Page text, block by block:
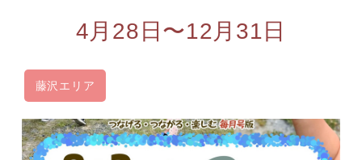
4月28日〜12月31日
藤沢エリア